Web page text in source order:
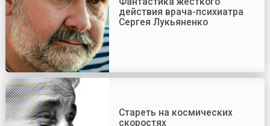
действия врача-психиатра
Сергея Лукьяненко
Стареть на космических
скоростях